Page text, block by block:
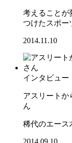
考えることが
つけたスポー
2014.11.10
インタビュー
アスリート
ん
稀代のエース